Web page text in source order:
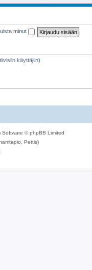
minut
käyttäjiin)
Software © phpBB Limited
Pettis)